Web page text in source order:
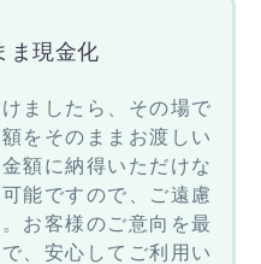
ま現金化
ましたら、その場で
をそのままお渡しい
額に納得いただけな
能ですので、ご遠慮
お客様のご意向を最
、安心してご利用い